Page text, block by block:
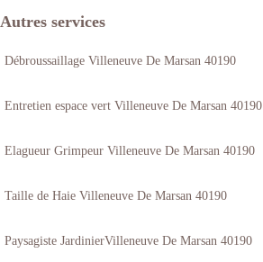
Autres services
Débroussaillage Villeneuve De Marsan 40190
Entretien espace vert Villeneuve De Marsan 40190
Elagueur Grimpeur Villeneuve De Marsan 40190
Taille de Haie Villeneuve De Marsan 40190
Paysagiste JardinierVilleneuve De Marsan 40190